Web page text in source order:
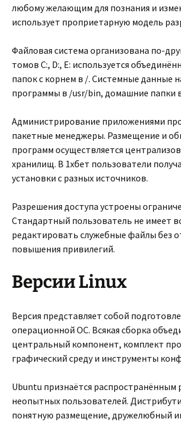
любому желающим для познания и
использует проприетарную модель
Файловая система организована по-
томов C:, D:, E: используется
папок с корнем в /. Системные данные
программы в /usr/bin, домашние папки
Администрирование приложениями
пакетные менеджеры. Размещение и
программ осуществляется
хранилищ. В 1хбет пользователи
установки с разных источников.
Разрешения доступа устроены
Стандартный пользователь не имеет
редактировать служебные файлы без
повышения привилегий.
Версии Linux
Версия представляет собой
операционной ОС. Всякая сборка
центральный компонент, комплект
графический среду и инструменты
Ubuntu признаётся распространённым
неопытных пользователей.
понятную размещение, дружелюбный